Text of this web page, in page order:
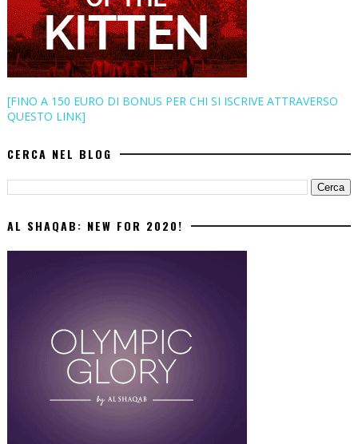
[FINO A 150 EURO DI BONUS PER CHI SI ISCRIVE ATTRAVERSO
QUESTO LINK]
CERCA NEL BLOG
AL SHAQAB: NEW FOR 2020!